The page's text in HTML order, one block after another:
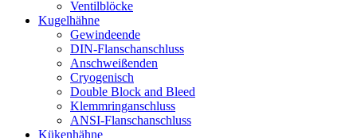
Ventilblöcke
Kugelhähne
Gewindeende
DIN-Flanschanschluss
Anschweißenden
Cryogenisch
Double Block and Bleed
Klemmringanschluss
ANSI-Flanschanschluss
Kükenhähne